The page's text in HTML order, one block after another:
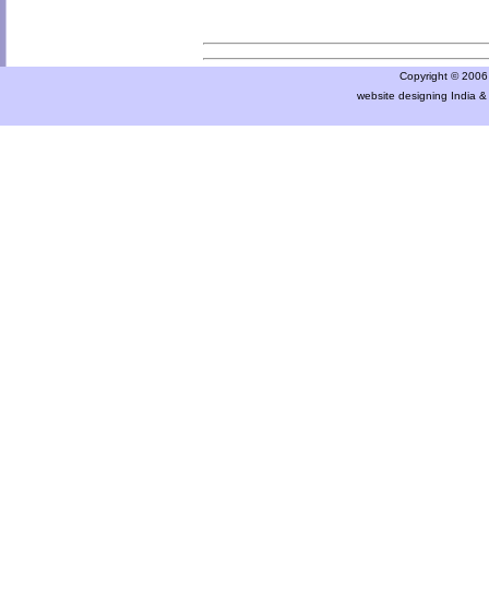
Copyright ©
website designing India